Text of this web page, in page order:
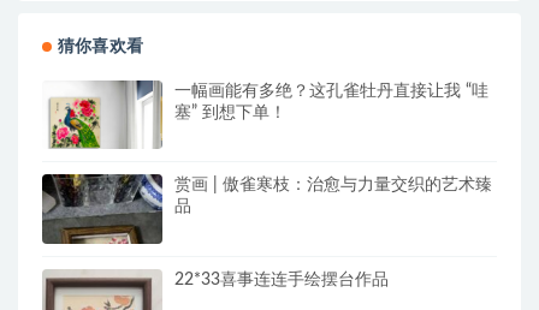
猜你喜欢看
一幅画能有多绝？这孔雀牡丹直接让我 “哇
塞” 到想下单！
赏画 | 傲雀寒枝：治愈与力量交织的艺术臻
品
22*33喜事连连手绘摆台作品